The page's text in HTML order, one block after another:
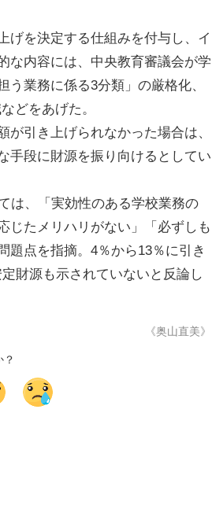
を決定する仕組みを付与し、イ
な内容には、中央教育審議会が学
業務に係る3分類」の厳格化、
どをあげた。
引き上げられなかった場合は、
手段に財源を振り向けるとしてい
は、「実効性のある学校業務の
じたメリハリがない」「必ずしも
題点を指摘。4％から13％に引き
財源も示されていないと反論し
《奥山直美》